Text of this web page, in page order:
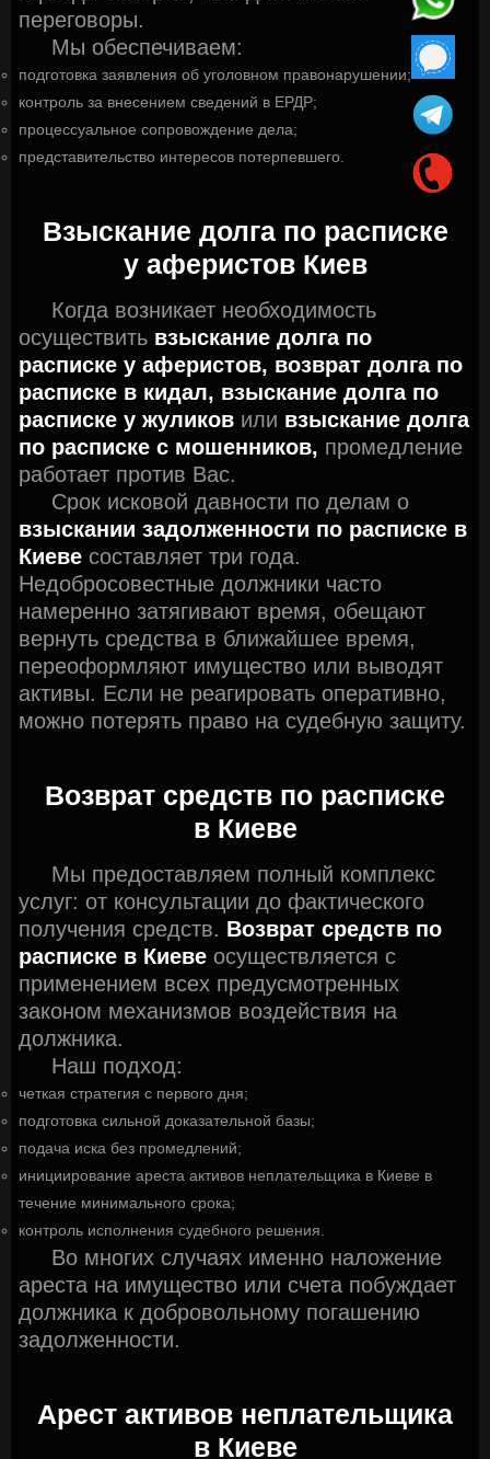
переговоры.
Мы обеспечиваем:
подготовка заявления об уголовном правонарушении;
контроль за внесением сведений в ЕРДР;
процессуальное сопровождение дела;
представительство интересов потерпевшего.
Взыскание долга по расписке
у аферистов Киев
Когда возникает необходимость
осуществить взыскание долга по
расписке у аферистов, возврат долга по
расписке в кидал, взыскание долга по
расписке у жуликов или взыскание долга
по расписке с мошенников, промедление
работает против Вас.
Срок исковой давности по делам о
взыскании задолженности по расписке в
Киеве составляет три года.
Недобросовестные должники часто
намеренно затягивают время, обещают
вернуть средства в ближайшее время,
переоформляют имущество или выводят
активы. Если не реагировать оперативно,
можно потерять право на судебную защиту.
Возврат средств по расписке
в Киеве
Мы предоставляем полный комплекс
услуг: от консультации до фактического
получения средств. Возврат средств по
расписке в Киеве осуществляется с
применением всех предусмотренных
законом механизмов воздействия на
должника.
Наш подход:
четкая стратегия с первого дня;
подготовка сильной доказательной базы;
подача иска без промедлений;
инициирование ареста активов неплательщика в Киеве в
течение минимального срока;
контроль исполнения судебного решения.
Во многих случаях именно наложение
ареста на имущество или счета побуждает
должника к добровольному погашению
задолженности.
Арест активов неплательщика
в Киеве